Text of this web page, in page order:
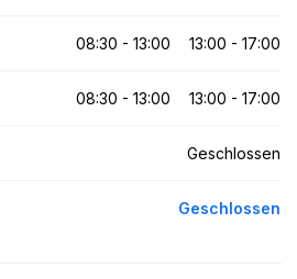
08:30 - 13:00 13:00 - 17:00
08:30 - 13:00 13:00 - 17:00
Geschlossen
Geschlossen